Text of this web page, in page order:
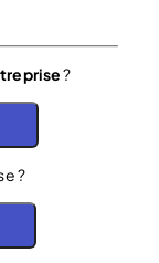
?
?